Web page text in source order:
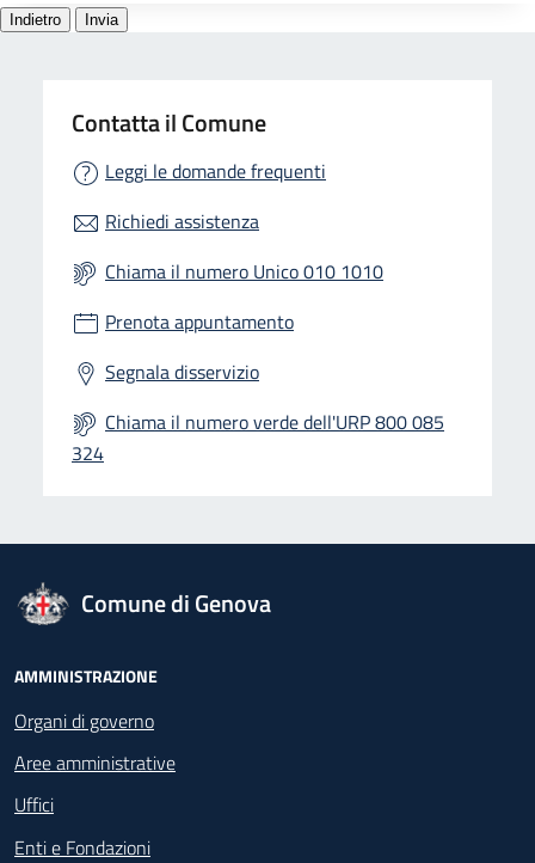
Contatta il Comune
Leggi le domande frequenti
Richiedi assistenza
Chiama il numero Unico 010 1010
Prenota appuntamento
Segnala disservizio
Chiama il numero verde dell'URP 800 085
324
logo Unione Europea
Comune di Genova
Footer - Navigazione
AMMINISTRAZIONE
Organi di governo
Aree amministrative
Uffici
Enti e Fondazioni